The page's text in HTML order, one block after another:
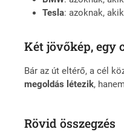
Tesla: azoknak,
Két jövőkép, egy
Bár az út eltérő, a cél
megoldás létezik,
Rövid összegzés